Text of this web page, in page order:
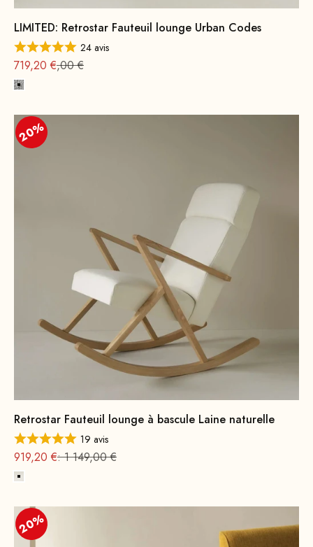
LIMITED: Retrostar Fauteuil lounge Urban Codes
24 avis
Prix
719,20 €Prix normal : 899
,00 €
Monochrome
20%
Retrostar Fauteuil lounge à bascule Laine naturelle
19 avis
Offre à partir de
919,20 €Prix normal
: 1 149,00 €
blanc cassé
20%